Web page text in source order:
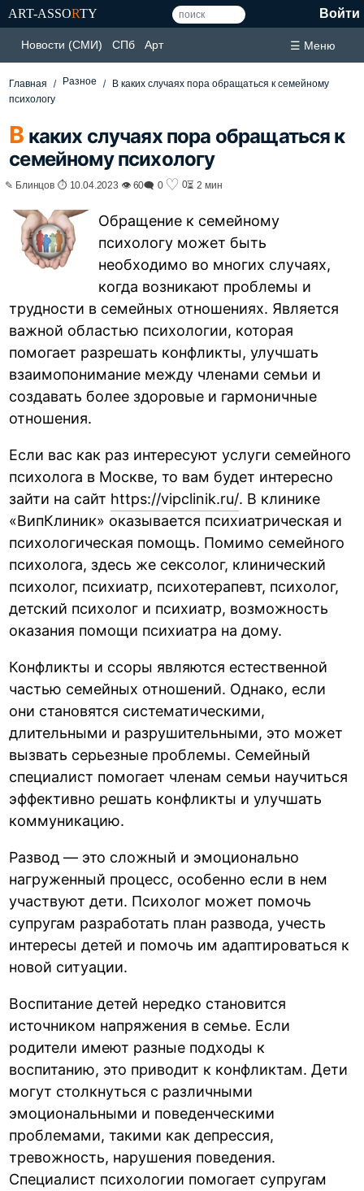
ART-ASSORTY Войти
Новости (СМИ) СПб Арт ☰ Меню
Главная Разное
В каких случаях пора обращаться к семейному
психологу
В каких случаях пора обращаться к
семейному психологу
✎ Блинцов ⏱ 10.04.2023 👁 60🗨 0 ♡ 0⏳ 2 мин
Обращение к семейному
психологу может быть
необходимо во многих случаях,
когда возникают проблемы и
трудности в семейных отношениях. Является
важной областью психологии, которая
помогает разрешать конфликты, улучшать
взаимопонимание между членами семьи и
создавать более здоровые и гармоничные
отношения.
Если вас как раз интересуют услуги семейного
психолога в Москве, то вам будет интересно
зайти на сайт https://vipclinik.ru/. В клинике
«ВипКлиник» оказывается психиатрическая и
психологическая помощь. Помимо семейного
психолога, здесь же сексолог, клинический
психолог, психиатр, психотерапевт, психолог,
детский психолог и психиатр, возможность
оказания помощи психиатра на дому.
Конфликты и ссоры являются естественной
частью семейных отношений. Однако, если
они становятся систематическими,
длительными и разрушительными, это может
вызвать серьезные проблемы. Семейный
специалист помогает членам семьи научиться
эффективно решать конфликты и улучшать
коммуникацию.
Развод — это сложный и эмоционально
нагруженный процесс, особенно если в нем
участвуют дети. Психолог может помочь
супругам разработать план развода, учесть
интересы детей и помочь им адаптироваться к
новой ситуации.
Воспитание детей нередко становится
источником напряжения в семье. Если
родители имеют разные подходы к
воспитанию, это приводит к конфликтам. Дети
могут столкнуться с различными
эмоциональными и поведенческими
проблемами, такими как депрессия,
тревожность, нарушения поведения.
Специалист психологии помогает супругам